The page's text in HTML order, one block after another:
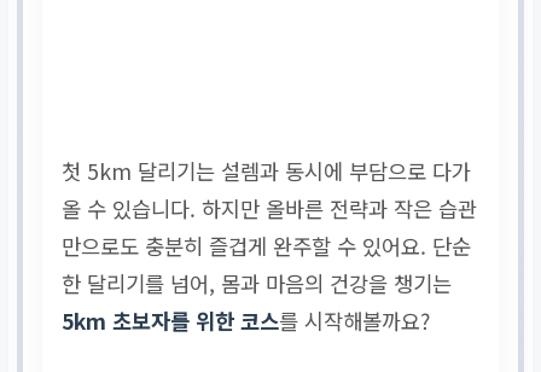
첫 5km 달리기는 설렘과 동시에 부담으로 다가
올 수 있습니다. 하지만 올바른 전략과 작은 습관
만으로도 충분히 즐겁게 완주할 수 있어요. 단순
한 달리기를 넘어, 몸과 마음의 건강을 챙기는
5km 초보자를 위한 코스를 시작해볼까요?